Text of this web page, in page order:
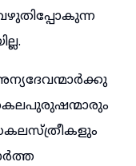
വഴുതിപ്പോകുന്ന